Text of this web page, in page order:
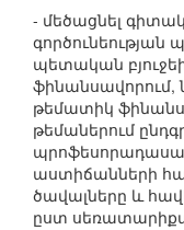
- մեծացնել
պետական
թեմատիկ
թեմաներում
աստիճանների
ծավալները և
ըստ